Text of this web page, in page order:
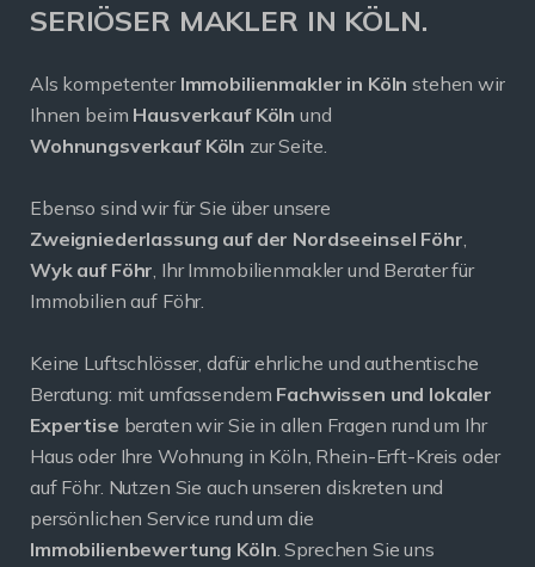
SERIÖSER MAKLER IN KÖLN.
Als kompetenter Immobilienmakler in Köln stehen wir
Ihnen beim Hausverkauf Köln und
Wohnungsverkauf Köln zur Seite.
Ebenso sind wir für Sie über unsere
Zweigniederlassung auf der Nordseeinsel Föhr,
Wyk auf Föhr, Ihr Immobilienmakler und Berater für
Immobilien auf Föhr.
Keine Luftschlösser, dafür ehrliche und authentische
Beratung: mit umfassendem Fachwissen und lokaler
Expertise beraten wir Sie in allen Fragen rund um Ihr
Haus oder Ihre Wohnung in Köln, Rhein-Erft-Kreis oder
auf Föhr. Nutzen Sie auch unseren diskreten und
persönlichen Service rund um die
Immobilienbewertung Köln. Sprechen Sie uns